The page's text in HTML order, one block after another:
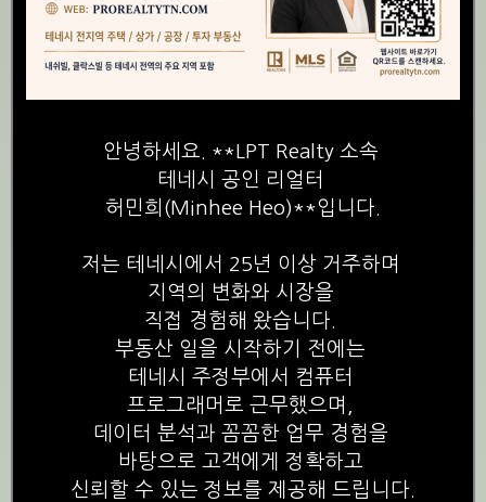
안녕하세요. **LPT Realty 소속
테네시 공인 리얼터
허민희(Minhee Heo)**입니다.
저는 테네시에서 25년 이상 거주하며
지역의 변화와 시장을
직접 경험해 왔습니다.
부동산 일을 시작하기 전에는
테네시 주정부에서 컴퓨터
프로그래머로 근무했으며,
데이터 분석과 꼼꼼한 업무 경험을
바탕으로 고객에게 정확하고
신뢰할 수 있는 정보를 제공해 드립니다.